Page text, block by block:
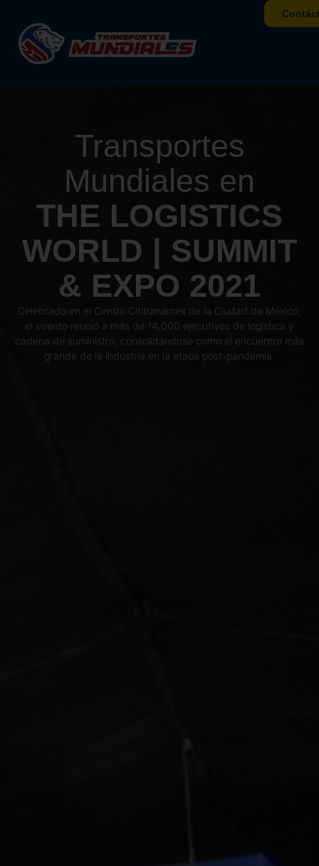
Transportes
Mundiales en
THE LOGISTICS
WORLD | SUMMIT
& EXPO 2021
Celebrado en el Centro Citibanamex de la Ciudad de México,
el evento reunió a más de 14,000 ejecutivos de logística y
cadena de suministro, consolidándose como el encuentro más
grande de la industria en la etapa post-pandemia.